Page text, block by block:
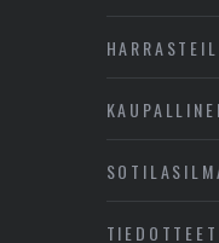
TIEDOTTEET